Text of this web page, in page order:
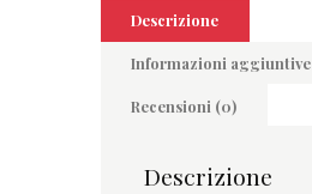
Descrizione
Informazioni aggiuntive
Recensioni (0)
Descrizione